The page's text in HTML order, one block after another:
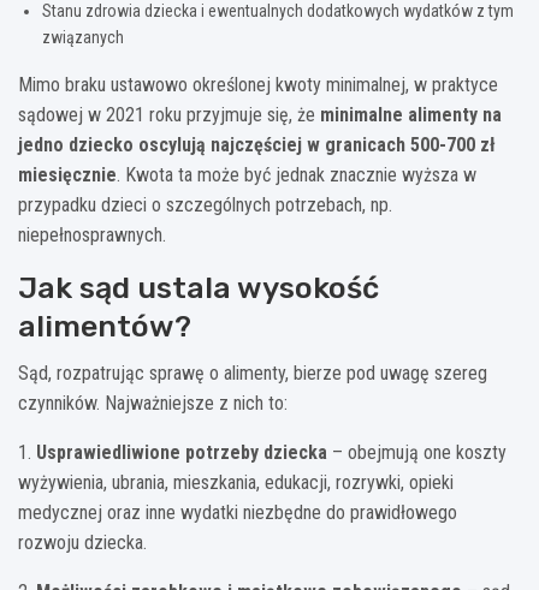
Stanu zdrowia dziecka i ewentualnych dodatkowych wydatków z tym
związanych
Mimo braku ustawowo określonej kwoty minimalnej, w praktyce
sądowej w 2021 roku przyjmuje się, że minimalne alimenty na
jedno dziecko oscylują najczęściej w granicach 500-700 zł
miesięcznie. Kwota ta może być jednak znacznie wyższa w
przypadku dzieci o szczególnych potrzebach, np.
niepełnosprawnych.
Jak sąd ustala wysokość
alimentów?
Sąd, rozpatrując sprawę o alimenty, bierze pod uwagę szereg
czynników. Najważniejsze z nich to:
1. Usprawiedliwione potrzeby dziecka – obejmują one koszty
wyżywienia, ubrania, mieszkania, edukacji, rozrywki, opieki
medycznej oraz inne wydatki niezbędne do prawidłowego
rozwoju dziecka.